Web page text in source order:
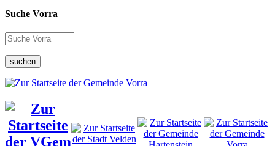
Suche Vorra
suchen